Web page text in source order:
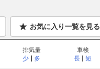
お気に入り一覧を見る
排気量
少
多
車検
長
短